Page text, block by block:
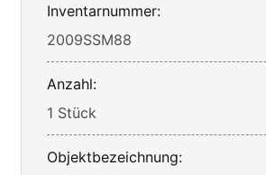
Inventarnummer:
2009SSM88
Anzahl:
1 Stück
Objektbezeichnung: